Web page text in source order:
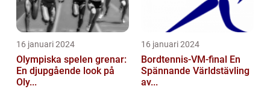
16 januari 2024
Olympiska spelen grenar:
En djupgående look på
Oly...
16 januari 2024
Bordtennis-VM-final En
Spännande Världstävling
av...